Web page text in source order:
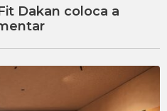
Dakan coloca a